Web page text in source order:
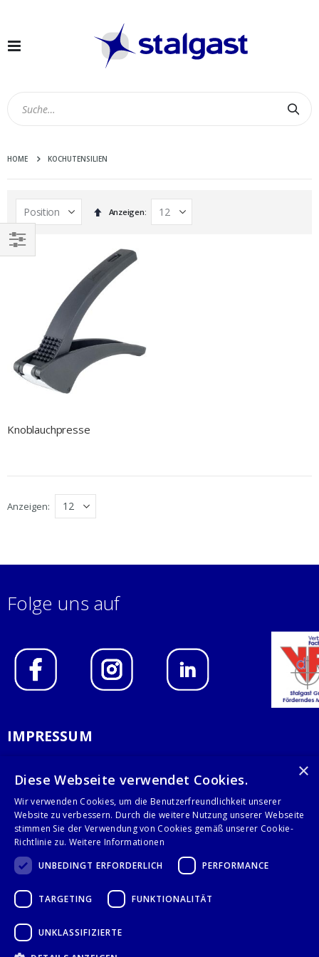
Navigation
HOME KOCHUTENSILIEN
In
absteigender
Anzeigen
Knoblauchpresse
Anzeigen
EINKAUFEN
Folge uns auf
IMPRESSUM
AGB
KONTAKT
Stalgast GmbH
28359 Bremen
+49 421 408844-0
×
Diese Webseite verwendet Cookies.
Wir verwenden Cookies, um die Benutzerfreundlichkeit unserer
Website zu verbessern. Durch die weitere Nutzung unserer Webseite
stimmen Sie der Verwendung von Cookies gemäß unserer Cookie-
Richtlinie zu. Weitere Informationen
UNBEDINGT ERFORDERLICH
PERFORMANCE
TARGETING FUNKTIONALITÄT
UNKLASSIFIZIERTE